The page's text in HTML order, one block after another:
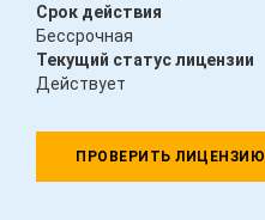
Срок действия
Бессрочная
Текущий статус лицензии
Действует
ПРОВЕРИТЬ ЛИЦЕНЗИЮ